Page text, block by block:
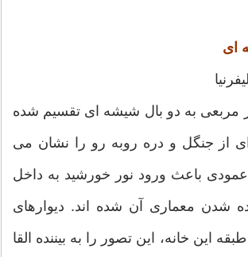
خانه 930 متر مربعی به دو بال شیشه ای تقسیم شده
از جنگل و دره روبه رو را نشان می
باعث ورود نور خورشید به داخل
شدن معماری آن شده اند. دیوارهای
این خانه، این تصور را به بیننده القا